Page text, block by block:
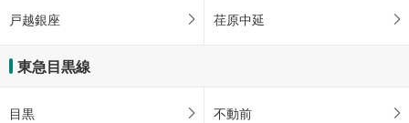
戸越銀座 荏原中延
東急目黒線
目黒 不動前